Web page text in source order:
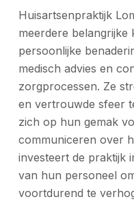
Huisartsenpraktijk
meerdere belangrijke
persoonlijke
medisch advies en
zorgprocessen. Ze
en vertrouwde sfeer
zich op hun gemak
communiceren over
investeert de praktijk
van hun personeel
voortdurend te